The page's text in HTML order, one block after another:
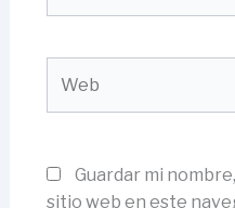
Guardar mi
sitio web en este